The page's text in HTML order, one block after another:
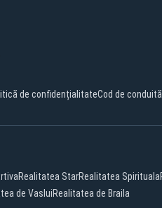
de confidențialitateCod de conduită
Realitatea StarRealitatea Spirituala
de VasluiRealitatea de Braila